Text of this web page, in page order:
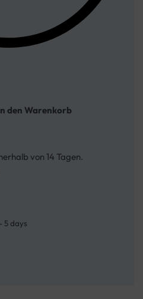
den Warenkorb
von 14 Tagen.
5 days